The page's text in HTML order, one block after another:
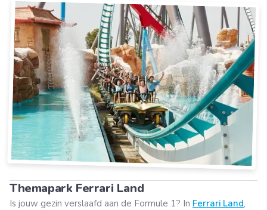
Themapark Ferrari Land
Is jouw gezin verslaafd aan de Formule 1? In Ferrari Land,